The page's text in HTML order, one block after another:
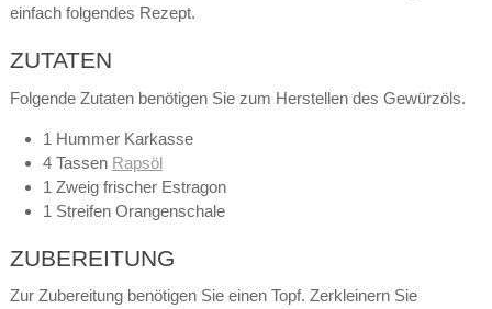
einfach folgendes Rezept.
ZUTATEN
Folgende Zutaten benötigen Sie zum Herstellen des Gewürzöls.
1 Hummer Karkasse
4 Tassen Rapsöl
1 Zweig frischer Estragon
1 Streifen Orangenschale
ZUBEREITUNG
Zur Zubereitung benötigen Sie einen Topf. Zerkleinern Sie